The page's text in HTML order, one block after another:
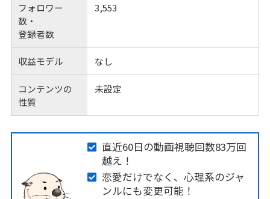
フォロワー
数・
登録者数
3,553
収益モデル なし
コンテンツの
性質
未設定
直近60日の動画視聴回数83万回
越え！
恋愛だけでなく、心理系のジャ
ンルにも変更可能！